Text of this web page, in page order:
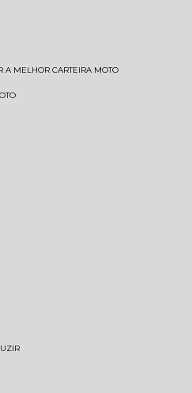
A MELHOR CARTEIRA MOTO